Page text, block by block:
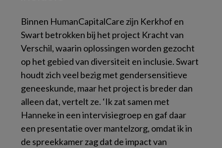
Binnen HumanCapitalCare zijn Kerkhof en
Swart betrokken bij het project Kracht van
Verschil,waarin oplossingen worden gezocht
op het gebied van diversiteit en inclusie. Swart
houdt zich veel bezig met gendersensitieve
geneeskunde, maar het project is breder dan
alleen dat, vertelt ze. ‘Ik zat samen met
Hanneke in een intervisiegroep en gaf daar
een presentatie over mantelzorg, omdat ik in
de spreekkamer zag dat de impact van